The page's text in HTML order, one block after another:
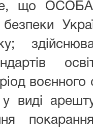
що
безпеки
виді